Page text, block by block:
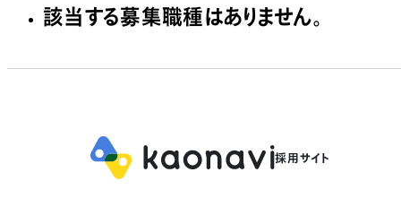
該当する募集職種はありません。